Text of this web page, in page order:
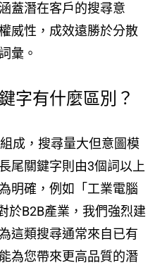
蓋潛在客戶的搜尋意
威性，成效遠勝於分散
彙。
字有什麼區別？
成，搜尋量大但意圖模
尾關鍵字則由3個詞以上
明確，例如「工業電腦
於B2B產業，我們強烈建
這類搜尋通常來自已有
為您帶來更高品質的潛